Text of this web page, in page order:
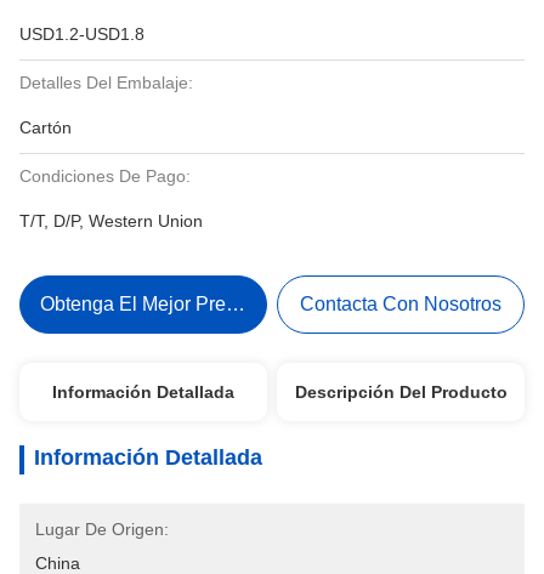
USD1.2-USD1.8
Detalles Del Embalaje:
Cartón
Condiciones De Pago:
T/T, D/P, Western Union
Obtenga El Mejor Precio Contacta Con Nosotros
Información Detallada Descripción Del Producto
Información Detallada
Lugar De Origen:
China